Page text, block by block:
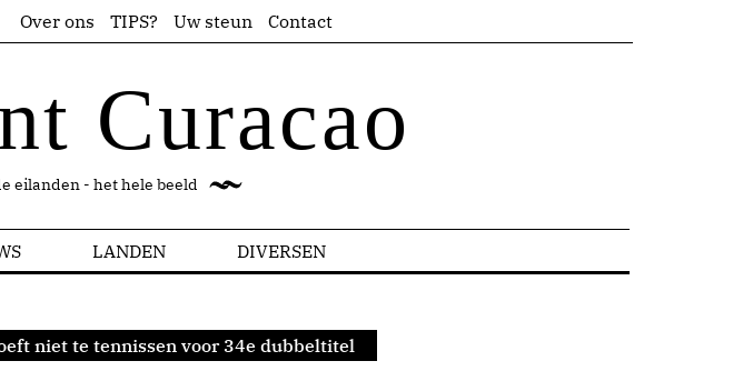
Over ons TIPS? Uw steun Contact
Curacao
eilanden - het hele beeld
LANDEN DIVERSEN
niet te tennissen voor 34e dubbeltitel